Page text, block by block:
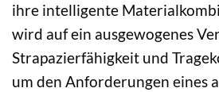
ihre intelligente
wird auf ein ausgewogenes
Strapazierfähigkeit und
um den Anforderungen eines